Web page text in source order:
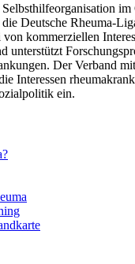
im
Deutsche Rheuma-
kommerziellen
unterstützt
Der Verband
Interessen
ein.